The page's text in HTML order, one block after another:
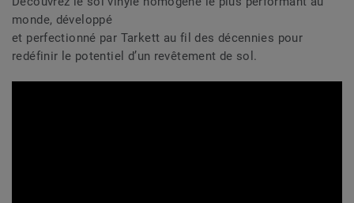
monde, développé
et perfectionné par Tarkett au fil des décennies pour
redéfinir le potentiel d’un revêtement de sol.